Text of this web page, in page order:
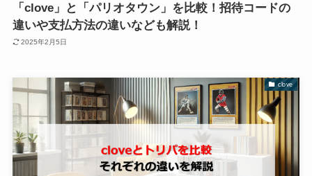
「clove」と「パリオタウン」を比較！招待コードの
違いや支払方法の違いなども解説！
2025年2月5日
clove